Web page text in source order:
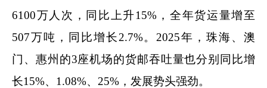
6100万人次，同比上升15%，全年货运量增至
507万吨，同比增长2.7%。2025年，珠海、澳
门、惠州的3座机场的货邮吞吐量也分别同比增
长15%、1.08%、25%，发展势头强劲。